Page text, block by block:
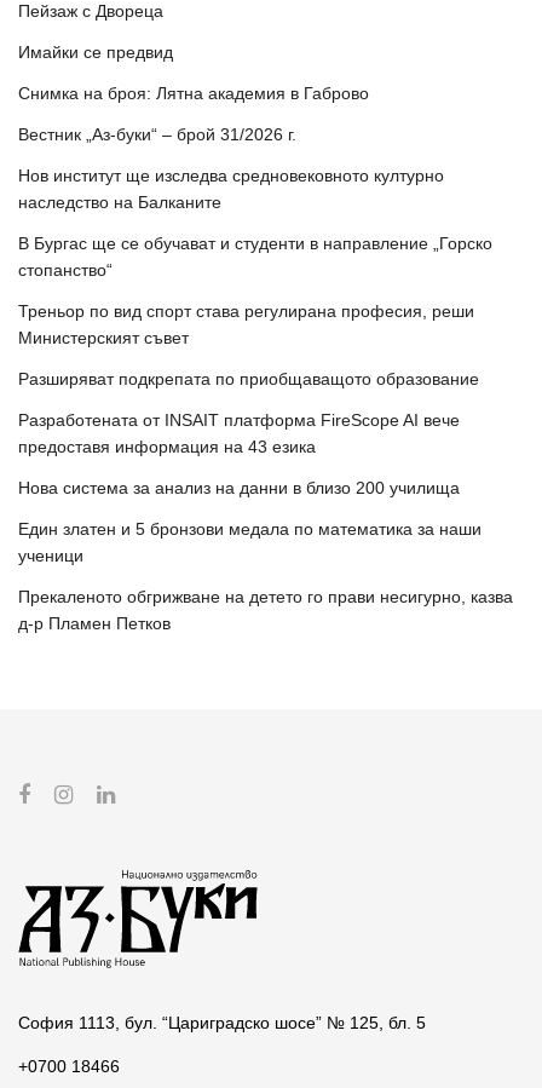
Пейзаж с Двореца
Имайки се предвид
Снимка на броя: Лятна академия в Габрово
Вестник „Аз-буки“ – брой 31/2026 г.
Нов институт ще изследва средновековното културно
наследство на Балканите
В Бургас ще се обучават и студенти в направление „Горско
стопанство“
Треньор по вид спорт става регулирана професия, реши
Министерският съвет
Разширяват подкрепата по приобщаващото образование
Разработената от INSAIT платформа FireScope AI вече
предоставя информация на 43 езика
Нова система за анализ на данни в близо 200 училища
Един златен и 5 бронзови медала по математика за наши
ученици
Прекаленото обгрижване на детето го прави несигурно, казва
д-р Пламен Петков
София 1113, бул. “Цариградско шосе” № 125, бл. 5
+0700 18466